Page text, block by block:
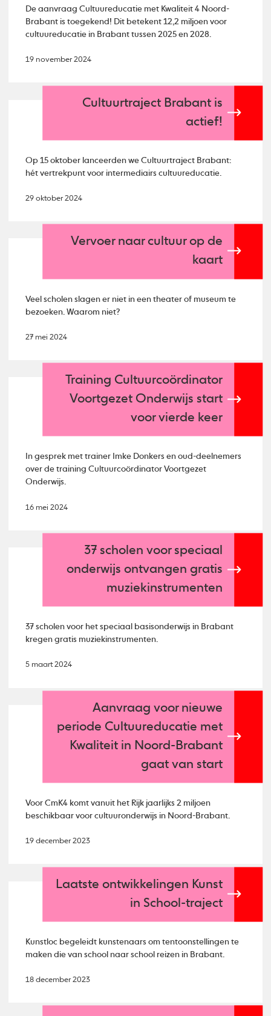
De aanvraag Cultuureducatie met Kwaliteit 4 Noord-
Brabant is toegekend! Dit betekent 12,2 miljoen voor
cultuureducatie in Brabant tussen 2025 en 2028.
19 november 2024
Cultuurtraject Brabant is
actief!
Op 15 oktober lanceerden we Cultuurtraject Brabant:
hét vertrekpunt voor intermediairs cultuureducatie.
29 oktober 2024
Vervoer naar cultuur op de
kaart
Veel scholen slagen er niet in een theater of museum te
bezoeken. Waarom niet?
27 mei 2024
Training Cultuurcoördinator
Voortgezet Onderwijs start
voor vierde keer
In gesprek met trainer Imke Donkers en oud-deelnemers
over de training Cultuurcoördinator Voortgezet
Onderwijs.
16 mei 2024
37 scholen voor speciaal
onderwijs ontvangen gratis
muziekinstrumenten
37 scholen voor het speciaal basisonderwijs in Brabant
kregen gratis muziekinstrumenten.
5 maart 2024
Aanvraag voor nieuwe
periode Cultuureducatie met
Kwaliteit in Noord-Brabant
gaat van start
Voor CmK4 komt vanuit het Rijk jaarlijks 2 miljoen
beschikbaar voor cultuuronderwijs in Noord-Brabant.
19 december 2023
Laatste ontwikkelingen Kunst
in School-traject
Kunstloc begeleidt kunstenaars om tentoonstellingen te
maken die van school naar school reizen in Brabant.
18 december 2023